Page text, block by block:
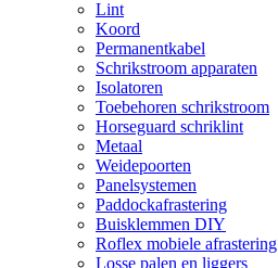
Lint
Koord
Permanentkabel
Schrikstroom apparaten
Isolatoren
Toebehoren schrikstroom
Horseguard schriklint
Metaal
Weidepoorten
Panelsystemen
Paddockafrastering
Buisklemmen DIY
Roflex mobiele afrastering
Losse palen en liggers